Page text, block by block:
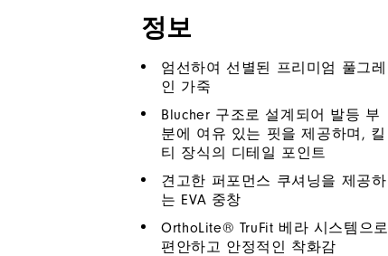
정보
엄선하여 선별된 프리미엄 풀그레
인 가죽
Blucher 구조로 설계되어 발등 부
분에 여유 있는 핏을 제공하며, 킬
티 장식의 디테일 포인트
견고한 퍼포먼스 쿠셔닝을 제공하
는 EVA 중창
OrthoLite® TruFit 베라 시스템으로
편안하고 안정적인 착화감